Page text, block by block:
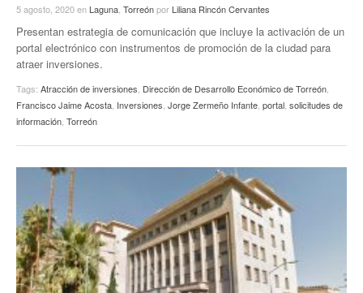
5 agosto, 2020en Laguna Torreónpor Liliana Rincón Cervantes
Presentan estrategia de comunicación que incluye la activación de un
portal electrónico con instrumentos de promoción de la ciudad para
atraer inversiones.
Tags: Atracción de inversiones Dirección de Desarrollo Económico de Torreón
Francisco Jaime Acosta Inversiones Jorge Zermeño Infante portal solicitudes de
información Torreón